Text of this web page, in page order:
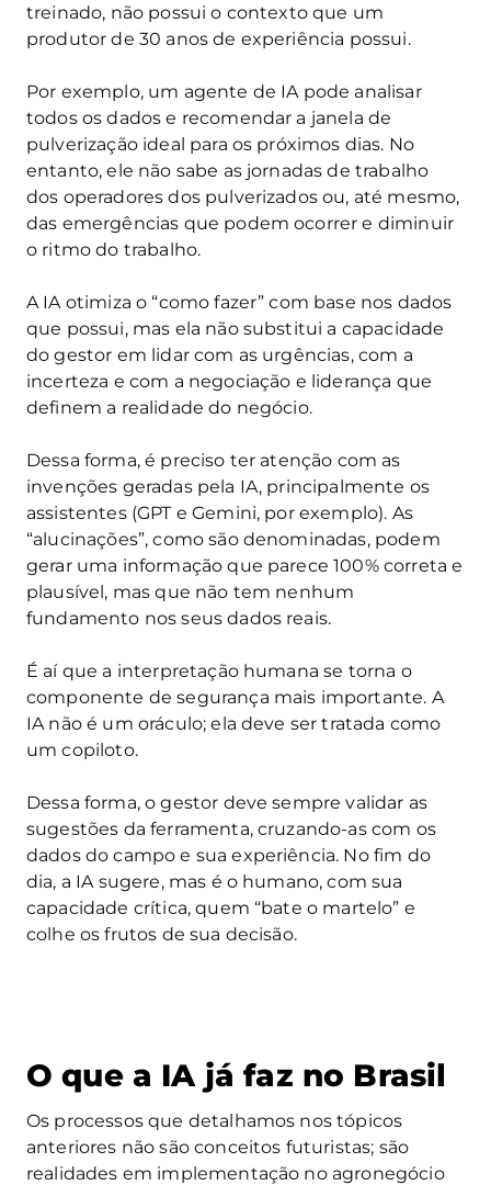
treinado, não possui o contexto que um
produtor de 30 anos de experiência possui.
Por exemplo, um agente de IA pode analisar
todos os dados e recomendar a janela de
pulverização ideal para os próximos dias. No
entanto, ele não sabe as jornadas de trabalho
dos operadores dos pulverizados ou, até mesmo,
das emergências que podem ocorrer e diminuir
o ritmo do trabalho.
A IA otimiza o “como fazer” com base nos dados
que possui, mas ela não substitui a capacidade
do gestor em lidar com as urgências, com a
incerteza e com a negociação e liderança que
definem a realidade do negócio.
Dessa forma, é preciso ter atenção com as
invenções geradas pela IA, principalmente os
assistentes (GPT e Gemini, por exemplo). As
“alucinações”, como são denominadas, podem
gerar uma informação que parece 100% correta e
plausível, mas que não tem nenhum
fundamento nos seus dados reais.
É aí que a interpretação humana se torna o
componente de segurança mais importante. A
IA não é um oráculo; ela deve ser tratada como
um copiloto.
Dessa forma, o gestor deve sempre validar as
sugestões da ferramenta, cruzando-as com os
dados do campo e sua experiência. No fim do
dia, a IA sugere, mas é o humano, com sua
capacidade crítica, quem “bate o martelo” e
colhe os frutos de sua decisão.
O que a IA já faz no Brasil
Os processos que detalhamos nos tópicos
anteriores não são conceitos futuristas; são
realidades em implementação no agronegócio